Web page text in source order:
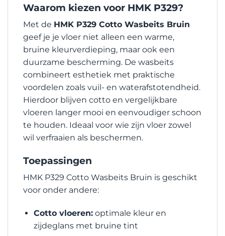
Waarom kiezen voor HMK P329?
Met de HMK P329 Cotto Wasbeits Bruin
geef je je vloer niet alleen een warme,
bruine kleurverdieping, maar ook een
duurzame bescherming. De wasbeits
combineert esthetiek met praktische
voordelen zoals vuil- en waterafstotendheid.
Hierdoor blijven cotto en vergelijkbare
vloeren langer mooi en eenvoudiger schoon
te houden. Ideaal voor wie zijn vloer zowel
wil verfraaien als beschermen.
Toepassingen
HMK P329 Cotto Wasbeits Bruin is geschikt
voor onder andere:
Cotto vloeren:optimale kleur en
zijdeglans met bruine tint